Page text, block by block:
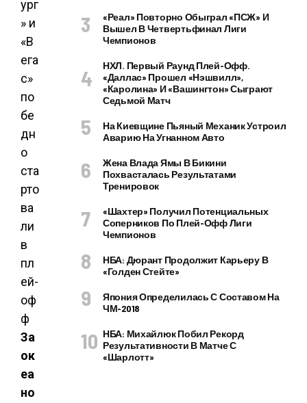
За
ок
еа
но
«Реал» Повторно Обыграл «ПСЖ» И
Вышел В Четвертьфинал Лиги
Чемпионов
НХЛ. Первый Раунд Плей-Офф.
«Даллас» Прошел «Нэшвилл»,
«Каролина» И «Вашингтон» Сыграют
Седьмой Матч
На Киевщине Пьяный Механик Устроил
Аварию На Угнанном Авто
Жена Влада Ямы В Бикини
Похвасталась Результатами
Тренировок
«Шахтер» Получил Потенциальных
Соперников По Плей-Офф Лиги
Чемпионов
НБА: Дюрант Продолжит Карьеру В
«Голден Стейте»
Япония Определилась С Составом На
ЧМ-2018
НБА: Михайлюк Побил Рекорд
Результативности В Матче С
«Шарлотт»